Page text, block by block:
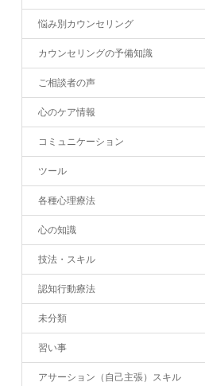
悩み別カウンセリング
カウンセリングの予備知識
ご相談者の声
心のケア情報
コミュニケーション
ツール
各種心理療法
心の知識
技法・スキル
認知行動療法
未分類
習い事
アサーション（自己主張）スキル